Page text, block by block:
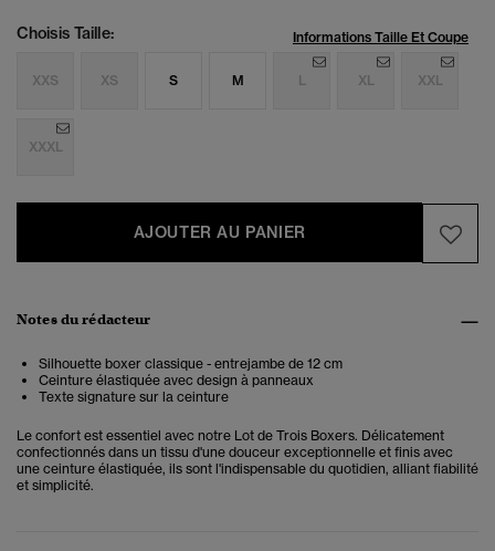
Choisis Taille: Informations Taille Et Coupe
XXS XS S M L XL XXL
XXXL
AJOUTER AU PANIER
Notes du rédacteur
Silhouette boxer classique - entrejambe de 12 cm
Ceinture élastiquée avec design à panneaux
Texte signature sur la ceinture
Le confort est essentiel avec notre Lot de Trois Boxers. Délicatement
confectionnés dans un tissu d'une douceur exceptionnelle et finis avec
une ceinture élastiquée, ils sont l'indispensable du quotidien, alliant fiabilité
et simplicité.